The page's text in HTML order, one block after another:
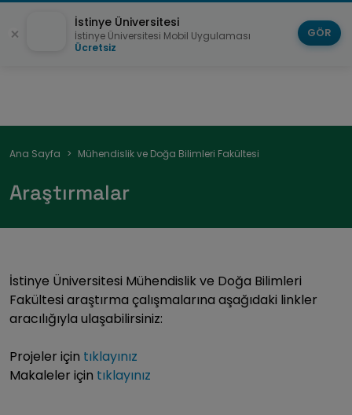
Sayfa
Ana Sayfa Mühendislik ve Doğa Bilimleri Fakültesi
Araştırmalar
İstinye Üniversitesi Mühendislik ve Doğa Bilimleri
Fakültesi araştırma çalışmalarına aşağıdaki linkler
aracılığıyla ulaşabilirsiniz:
Projeler için tıklayınız
Makaleler için tıklayınız
İstinye Üniversitesi
İstinye Üniversitesi Mobil Uygulaması
Ücretsiz
GÖR